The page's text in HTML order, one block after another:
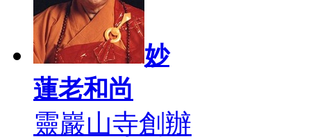
妙
蓮老和尚
靈巖山寺創辦